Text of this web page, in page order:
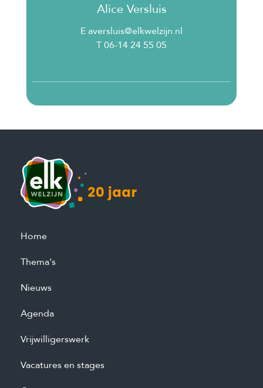
Alice Versluis
E aversluis@elkwelzijn.nl
T 06-14 24 55 05
Home
Thema's
Nieuws
Agenda
Vrijwilligerswerk
Vacatures en stages